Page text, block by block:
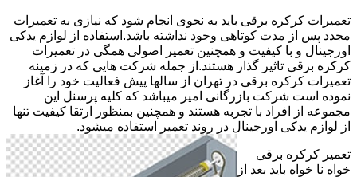
تعمیرات کرکره برقی باید به نحوی انجام شود که نیازی به تعمیرات
مجدد پس از مدت کوتاهی وجود نداشته باشد.استفاده از لوازم یدکی
اورجینال و با کیفیت و همچنین تعمیر اصولی همگی در تعمیرات
کرکره برقی تاثیر گذار هستند.از جمله شرکت هایی که در زمینه
تعمیرات کرکره برقی در تهران از سالها پیش فعالیت خود را آغاز
نموده است شرکت بازرگانی امیر میباشد که کلیه پرسنل این
مجموعه از افراد با تجربه هستند و همچنین بمنظور ارتقا کیفیت تنها
از لوازم یدکی اورجینال در روند تعمیر استفاده میشود.
تعمیر کرکره برقی
خواه نا خواه باید بعد از